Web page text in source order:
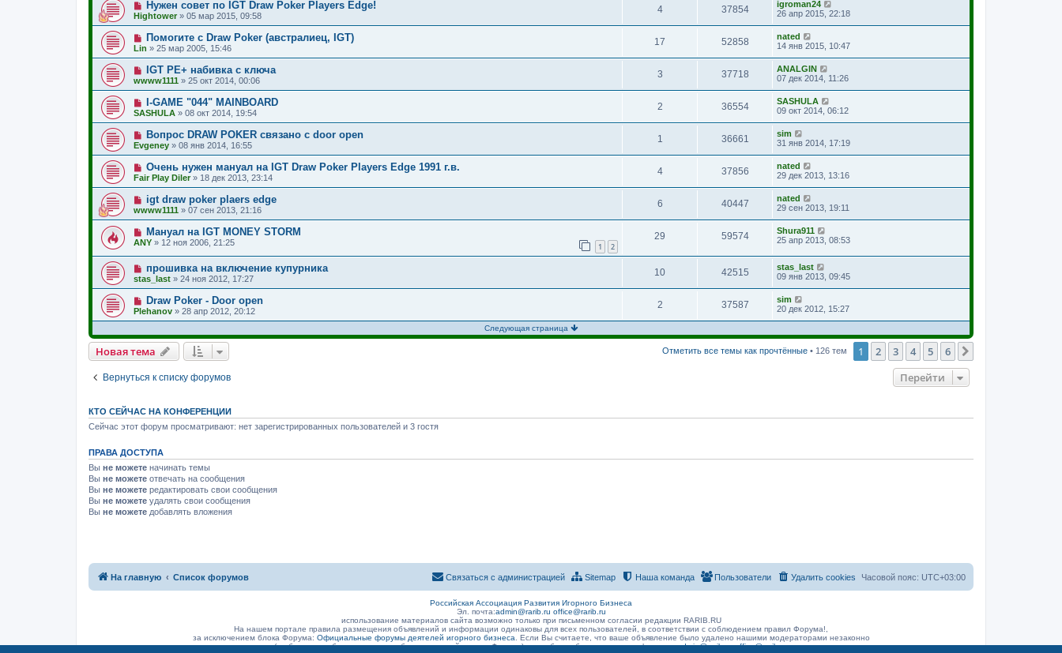
Нужен совет по IGT Draw Poker Players Edge!
Hightower » 05 мар 2015, 09:58
4 37854
igroman24
26 апр 2015, 22:18
Помогите с Draw Poker (австралиец, IGT)
Lin » 25 мар 2005, 15:46
17 52858
nated
14 янв 2015, 10:47
IGT PE+ набивка с ключа
wwww1111 » 25 окт 2014, 00:06
3 37718
ANALGIN
07 дек 2014, 11:26
I-GAME "044" MAINBOARD
SASHULA » 08 окт 2014, 19:54
2 36554
SASHULA
09 окт 2014, 06:12
Вопрос DRAW POKER связано с door open
Evgeney » 08 янв 2014, 16:55
1 36661
sim
31 янв 2014, 17:19
Очень нужен мануал на IGT Draw Poker Players Edge 1991 г.в.
Fair Play Diler» 18 дек 2013, 23:14
4 37856
nated
29 дек 2013, 13:16
igt draw poker plaers edge
wwww1111 » 07 сен 2013, 21:16
6 40447
nated
29 сен 2013, 19:11
Мануал на IGT MONEY STORM
ANY » 12 ноя 2006, 21:25 1 2
29 59574
Shura911
25 апр 2013, 08:53
прошивка на включение купурника
stas_last » 24 ноя 2012, 17:27
10 42515
stas_last
09 янв 2013, 09:45
Draw Poker - Door open
Plehanov » 28 апр 2012, 20:12
2 37587
sim
20 дек 2012, 15:27
Следующая страница
Новая тема Отметить все темы как прочтённые • 126 тем 1 2 3 4 5 6
Вернуться к списку форумов Перейти
КТО СЕЙЧАС НА КОНФЕРЕНЦИИ
Сейчас этот форум просматривают: нет зарегистрированных пользователей и 3 гостя
ПРАВА ДОСТУПА
Вы не можете начинать темы
Вы не можете отвечать на сообщения
Вы не можете редактировать свои сообщения
Вы не можете удалять свои сообщения
Вы не можете добавлять вложения
На главную Список форумов Часовой пояс: UTC+03:00
Удалить cookies
Пользователи
Наша команда
Sitemap
Связаться с администрацией
Российская Ассоциация Развития Игорного Бизнеса
Эл. почта:admin@rarib.ru office@rarib.ru
использование материалов сайта возможно только при письменном согласии редакции RARIB.RU
На нашем портале правила размещения объявлений и информации одинаковы для всех пользователей, в соответствии с соблюдением правил Форума!,
за исключением блока Форума: Официальные форумы деятелей игорного бизнеса. Если Вы считаете, что ваше объявление было удалено нашими модераторами незаконно
(а объявление было размещено без нарушений правил Форума) , просьба сообщить о данном факте наadmin@rarib.ru office@rarib.ru